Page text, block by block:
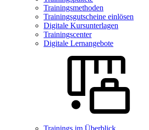
Trainingsmethoden
Trainingsgutscheine einlösen
Digitale Kursunterlagen
Trainingscenter
Digitale Lernangebote
Trainings im Überblick